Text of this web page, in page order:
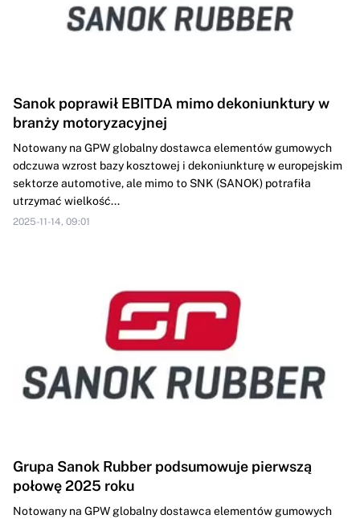
Sanok poprawił EBITDA mimo dekoniunktury w
branży motoryzacyjnej
Notowany na GPW globalny dostawca elementów gumowych
odczuwa wzrost bazy kosztowej i dekoniunkturę w europejskim
sektorze automotive, ale mimo to SNK (SANOK) potrafiła
utrzymać wielkość...
2025-11-14, 09:01
Grupa Sanok Rubber podsumowuje pierwszą
połowę 2025 roku
Notowany na GPW globalny dostawca elementów gumowych